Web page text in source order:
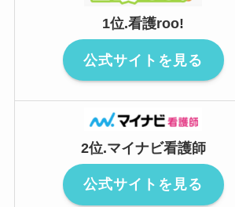
1位.看護roo!
公式サイトを見る
2位.マイナビ看護師
公式サイトを見る